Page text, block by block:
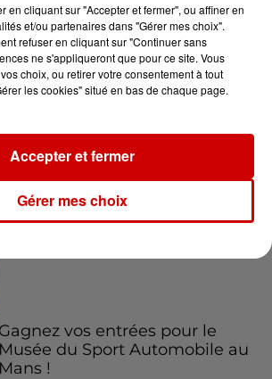
Voir plus
Duel - Gagnez vos entrées
!
Gagnez vos places pour le
Gagnez vos entrées pour le
Musée du Sport Automobile au
Mans !
en cliquant sur "Accepter et fermer", ou affiner en
et/ou partenaires dans "Gérer mes choix".
refuser en cliquant sur "Continuer sans
ne s'appliqueront que pour ce site. Vous
choix, ou retirer votre consentement à tout
les cookies" situé en bas de chaque page.
Gérer mes choix
Accepter et fermer